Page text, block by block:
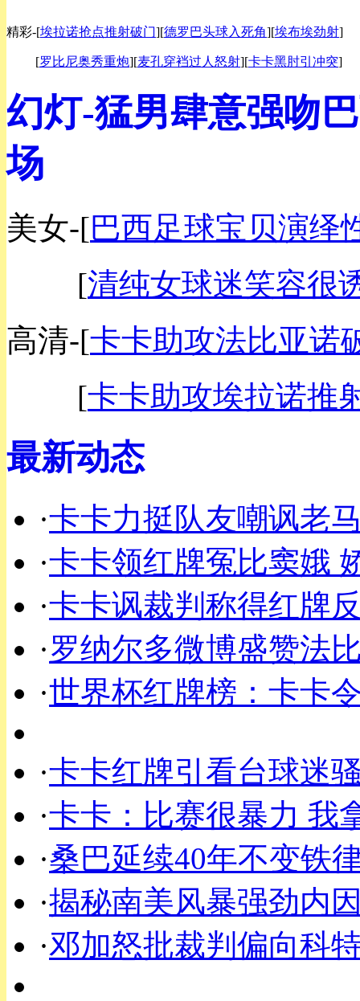
精彩-[埃拉诺抢点推射破门][德罗巴头球入死角][埃布埃劲射]
[罗比尼奥秀重炮][麦孔穿裆过人怒射][卡卡黑肘引冲突]
幻灯-猛男肆意强吻
场
美女-[巴西足球宝贝演绎
[清纯女球迷笑容很
高清-[卡卡助攻法比亚诺
[卡卡助攻埃拉诺推
最新动态
·卡卡力挺队友嘲讽老
·卡卡领红牌冤比窦娥
·卡卡讽裁判称得红牌
·罗纳尔多微博盛赞法
·世界杯红牌榜：卡卡
·卡卡红牌引看台球迷
·卡卡：比赛很暴力 我
·桑巴延续40年不变铁
·揭秘南美风暴强劲内
·邓加怒批裁判偏向科